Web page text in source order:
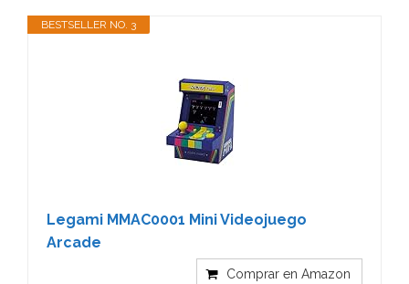
BESTSELLER NO. 3
Legami MMAC0001 Mini Videojuego
Arcade
Comprar en Amazon